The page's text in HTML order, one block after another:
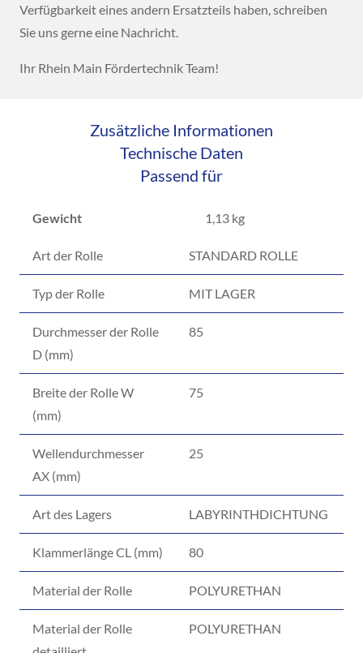
Verfügbarkeit eines andern Ersatzteils haben, schreiben
Sie uns gerne eine Nachricht.
Ihr Rhein Main Fördertechnik Team!
Zusätzliche Informationen
Technische Daten
Passend für
Gewicht 1,13 kg
Art der Rolle STANDARD ROLLE
Typ der Rolle MIT LAGER
Durchmesser der Rolle
D (mm)
85
Breite der Rolle W
(mm)
75
Wellendurchmesser
AX (mm)
25
Art des Lagers LABYRINTHDICHTUNG
Klammerlänge CL (mm) 80
Material der Rolle POLYURETHAN
Material der Rolle
POLYURETHAN